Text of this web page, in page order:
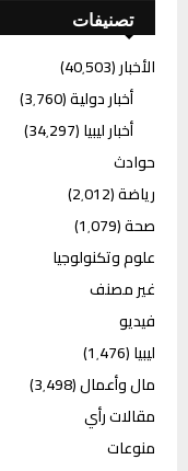
تصنيفات
الأخبار(40٬503)
أخبار دولية(3٬760)
أخبار ليبيا(34٬297)
حوادث
رياضة(2٬012)
صحة(1٬079)
علوم وتكنولوجيا
غير مصنف
فيديو
ليبيا(1٬476)
مال وأعمال(3٬498)
مقالات رأي
منوعات